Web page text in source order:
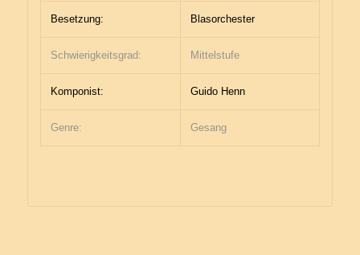
Besetzung: Blasorchester
Schwierigkeitsgrad: Mittelstufe
Komponist: Guido Henn
Genre: Gesang